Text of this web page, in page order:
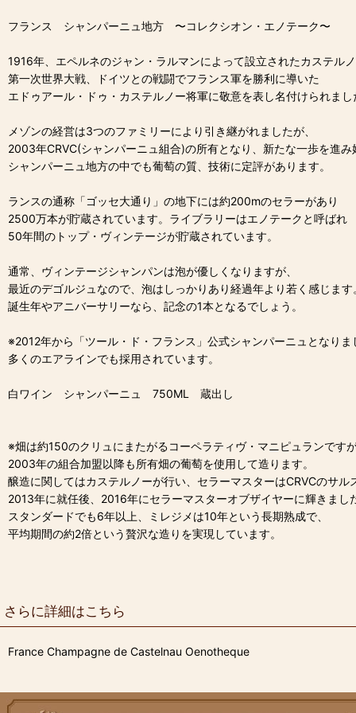
フランス シャンパーニュ地方 〜コレクシオン・エノテーク〜
1916年、エペルネのジャン・ラルマンによって設立されたカステル
第一次世界大戦、ドイツとの戦闘でフランス軍を勝利に導いた
エドゥアール・ドゥ・カステルノー将軍に敬意を表し名付けられまし
メゾンの経営は3つのファミリーにより引き継がれましたが、
2003年CRVC(シャンパーニュ組合)の所有となり、新たな一歩を進み
シャンパーニュ地方の中でも葡萄の質、技術に定評があります。
ランスの通称「ゴッセ大通り」の地下には約200mのセラーがあり
2500万本が貯蔵されています。ライブラリーはエノテークと呼ばれ
50年間のトップ・ヴィンテージが貯蔵されています。
通常、ヴィンテージシャンパンは泡が優しくなりますが、
最近のデゴルジュなので、泡はしっかりあり経過年より若く感じます
誕生年やアニバーサリーなら、記念の1本となるでしょう。
※2012年から「ツール・ド・フランス」公式シャンパーニュとなりま
多くのエアラインでも採用されています。
白ワイン シャンパーニュ 750ML 蔵出し
※畑は約150のクリュにまたがるコーペラティヴ・マニピュランですが
2003年の組合加盟以降も所有畑の葡萄を使用して造ります。
醸造に関してはカステルノーが行い、セラーマスターはCRVCのサル
2013年に就任後、2016年にセラーマスターオブザイヤーに輝きまし
スタンダードでも6年以上、ミレジメは10年という長期熟成で、
平均期間の約2倍という贅沢な造りを実現しています。
さらに詳細はこちら
France Champagne de Castelnau Oenotheque